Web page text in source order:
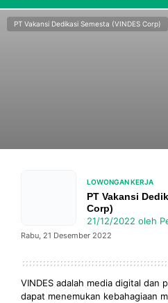
PT Vakansi Dedikasi Semesta (VINDES Corp)
LOWONGAN KERJA
PT Vakansi
Corp)
21/12/2022 oleh
Rabu, 21 Desember 2022
VINDES adalah media digital dan
dapat menemukan kebahagiaan